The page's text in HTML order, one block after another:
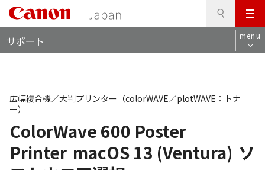
メ
ニ
ュ
サポート menu
ColorWave 600 Poster
Printer macOS 13 (Ventura) ソ
広幅複合機／大判プリンター（colorWAVE／plotWAVE：トナ
ー）